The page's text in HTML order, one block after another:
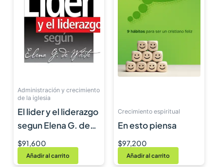
Administración y crecimiento
de la iglesia
El lider y el liderazgo
segun Elena G. de
White
$91,600
Añadir al carrito
Crecimiento espiritual
En esto piensa
$97,200
Añadir al carrito